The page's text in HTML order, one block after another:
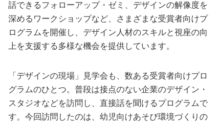
話できるフォローアップ・ゼミ、デザインの解像度を
深めるワークショップなど、さまざまな受賞者向けプ
ログラムを開催し、デザイン人材のスキルと視座の向
上を支援する多様な機会を提供しています。
「デザインの現場」見学会も、数ある受賞者向けプロ
グラムのひとつ。普段は接点のない企業のデザイン・
スタジオなどを訪問し、直接話を聞けるプログラムで
す。今回訪問したのは、幼児向けあそび環境づくりの